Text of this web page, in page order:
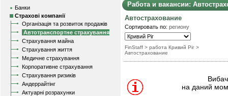
Банки
Страхові компанії
Організація та розвиток продажів
Автотранспортне страхування
Страхування майна
Страхування життя
Медичне страхування
Корпоративне страхування
Страхування ризиків
Андеррайтінг
Актуарні розрахунки
Работа и вакансии:
Автострахование
Сортировать по: региону
FinStaff > работа Кривий Ріг >
Автострахование
на даний